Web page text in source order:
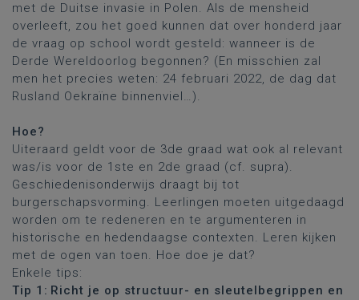
met de Duitse invasie in Polen. Als de mensheid
overleeft, zou het goed kunnen dat over honderd jaar
de vraag op school wordt gesteld: wanneer is de
Derde Wereldoorlog begonnen? (En misschien zal
men het precies weten: 24 februari 2022, de dag dat
Rusland Oekraïne binnenviel…).
Hoe?
Uiteraard geldt voor de 3de graad wat ook al relevant
was/is voor de 1ste en 2de graad (cf. supra).
Geschiedenisonderwijs draagt bij tot
burgerschapsvorming. Leerlingen moeten uitgedaagd
worden om te redeneren en te argumenteren in
historische en hedendaagse contexten. Leren kijken
met de ogen van toen. Hoe doe je dat?
Enkele tips:
Tip 1: Richt je op structuur- en sleutelbegrippen en